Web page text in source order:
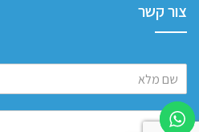
צור קשר